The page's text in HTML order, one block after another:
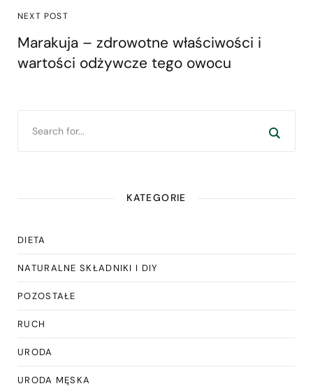
NEXT POST
Marakuja – zdrowotne właściwości i
wartości odżywcze tego owocu
KATEGORIE
DIETA
NATURALNE SKŁADNIKI I DIY
POZOSTAŁE
RUCH
URODA
URODA MĘSKA